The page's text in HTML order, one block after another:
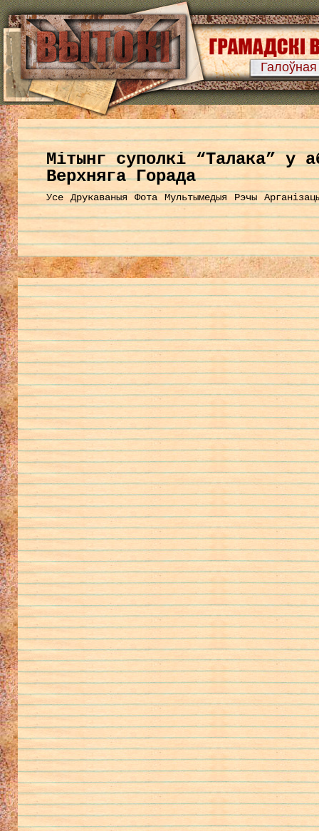
Галоўная
Мітынг суполкі “Талака” у
Верхняга Горада
Усе Друкаваныя Фота Мультымедыя Рэчы